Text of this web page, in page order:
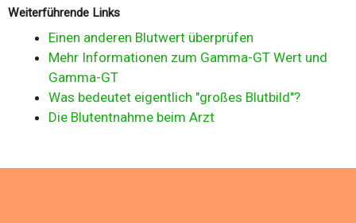
Weiterführende Links
Einen anderen Blutwert überprüfen
Mehr Informationen zum Gamma-GT Wert und
Gamma-GT
Was bedeutet eigentlich "großes Blutbild"?
Die Blutentnahme beim Arzt